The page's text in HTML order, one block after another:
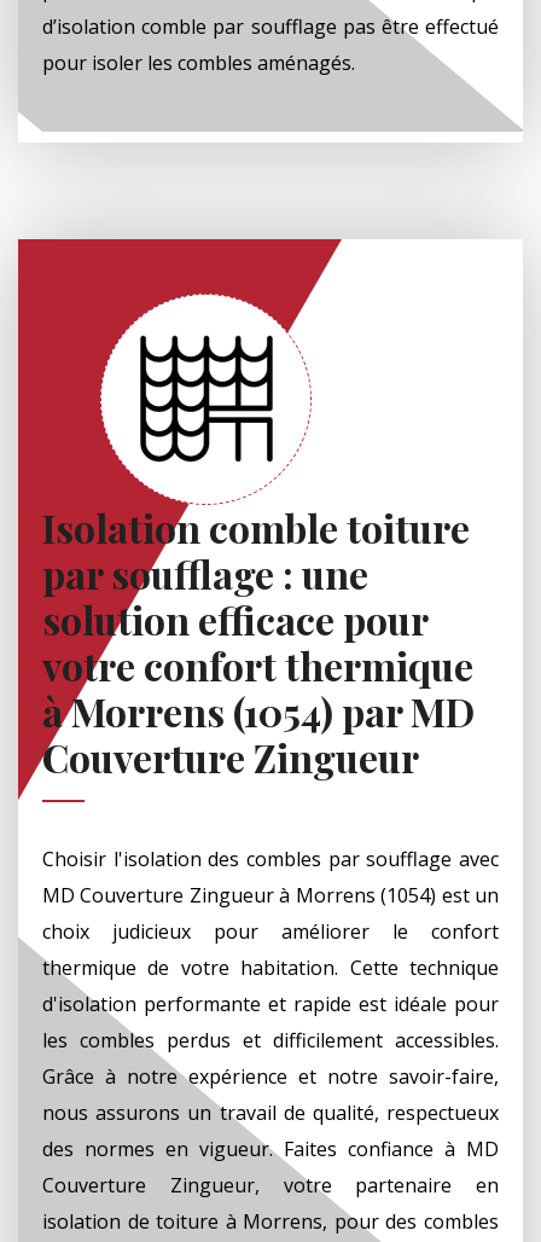
d’isolation comble par soufflage pas être effectué
pour isoler les combles aménagés.
Isolation comble toiture
par soufflage : une
solution efficace pour
votre confort thermique
à Morrens (1054) par MD
Couverture Zingueur
Choisir l'isolation des combles par soufflage avec
MD Couverture Zingueur à Morrens (1054) est un
choix judicieux pour améliorer le confort
thermique de votre habitation. Cette technique
d'isolation performante et rapide est idéale pour
les combles perdus et difficilement accessibles.
Grâce à notre expérience et notre savoir-faire,
nous assurons un travail de qualité, respectueux
des normes en vigueur. Faites confiance à MD
Couverture Zingueur, votre partenaire en
isolation de toiture à Morrens, pour des combles